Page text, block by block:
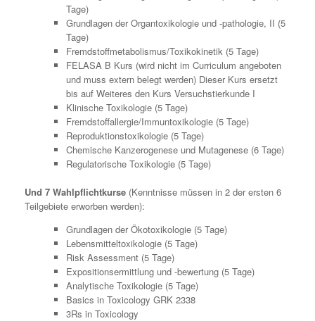
Tage)
Grundlagen der Organtoxikologie und -pathologie, II (5
Tage)
Fremdstoffmetabolismus/Toxikokinetik (5 Tage)
FELASA B Kurs (wird nicht im Curriculum angeboten
und muss extern belegt werden) Dieser Kurs ersetzt
bis auf Weiteres den Kurs Versuchstierkunde I
Klinische Toxikologie (5 Tage)
Fremdstoffallergie/Immuntoxikologie (5 Tage)
Reproduktionstoxikologie (5 Tage)
Chemische Kanzerogenese und Mutagenese (6 Tage)
Regulatorische Toxikologie (5 Tage)
Und 7 Wahlpflichtkurse (Kenntnisse müssen in 2 der ersten 6
Teilgebiete erworben werden):
Grundlagen der Ökotoxikologie (5 Tage)
Lebensmitteltoxikologie (5 Tage)
Risk Assessment (5 Tage)
Expositionsermittlung und -bewertung (5 Tage)
Analytische Toxikologie (5 Tage)
Basics in Toxicology GRK 2338
3Rs in Toxicology